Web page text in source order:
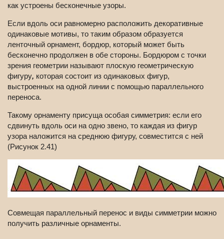
как устроены бесконечные узоры.
Если вдоль оси равномерно расположить декоративные
одинаковые мотивы, то таким образом образуется
ленточный орнамент, бордюр, который может быть
бесконечно продолжен в обе стороны. Бордюром с точки
зрения геометрии называют плоскую геометрическую
фигуру, которая состоит из одинаковых фигур,
выстроенных на одной линии с помощью параллельного
переноса.
Такому орнаменту присуща особая симметрия: если его
сдвинуть вдоль оси на одно звено, то каждая из фигур
узора наложится на среднюю фигуру, совместится с ней
(Рисунок 2.41)
Совмещая параллельный перенос и виды симметрии можно
получить различные орнаменты.